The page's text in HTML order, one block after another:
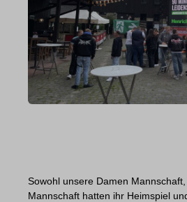
Sowohl unsere Damen
Mannschaft hatten ihr Heimspiel